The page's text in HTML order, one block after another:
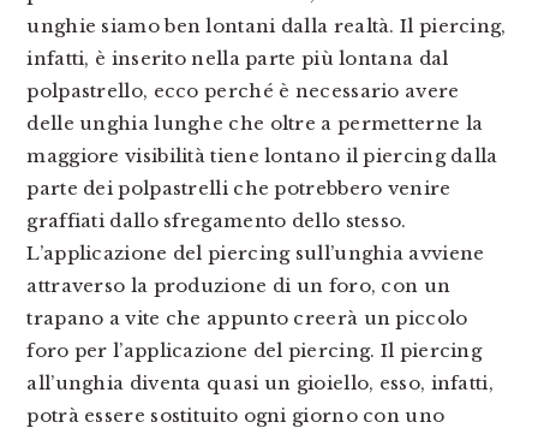
unghie siamo ben lontani dalla realtà. Il piercing,
infatti, è inserito nella parte più lontana dal
polpastrello, ecco perché è necessario avere
delle unghia lunghe che oltre a permetterne la
maggiore visibilità tiene lontano il piercing dalla
parte dei polpastrelli che potrebbero venire
graffiati dallo sfregamento dello stesso.
L’applicazione del piercing sull’unghia avviene
attraverso la produzione di un foro, con un
trapano a vite che appunto creerà un piccolo
foro per l’applicazione del piercing. Il piercing
all’unghia diventa quasi un gioiello, esso, infatti,
potrà essere sostituito ogni giorno con uno